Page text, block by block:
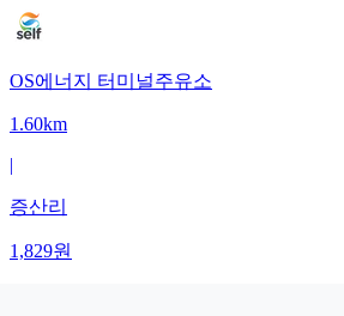
OS에너지 터미널주유소
1.60km
|
증산리
1,829원